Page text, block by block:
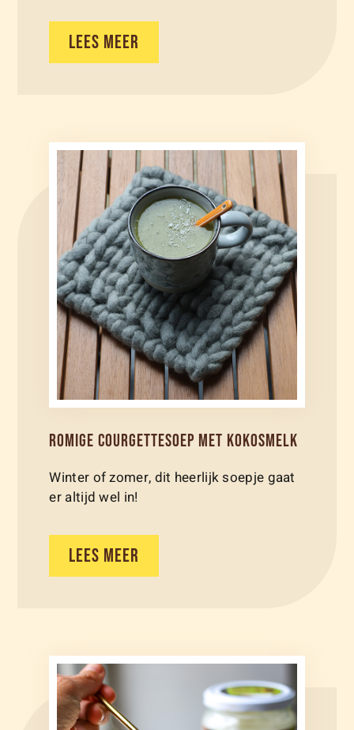
LEES MEER
ROMIGE COURGETTESOEP MET KOKOSMELK
Winter of zomer, dit heerlijk soepje gaat
er altijd wel in!
LEES MEER